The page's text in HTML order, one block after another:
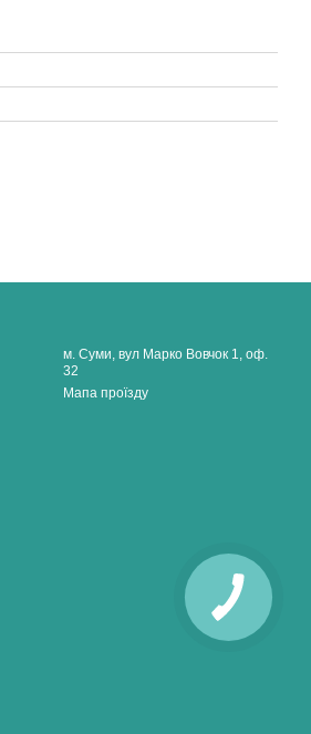
м. Суми, вул Марко Вовчок 1, оф.
32
Мапа проїзду